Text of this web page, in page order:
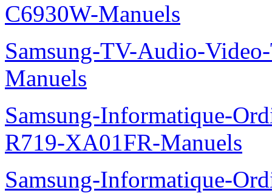
C6930W-Manuels
Samsung-TV-Audio-
Manuels
Samsung-Informatique-
R719-XA01FR-Manuels
Samsung-Informatique-